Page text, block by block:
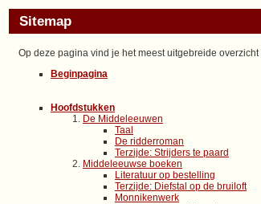
Sitemap
Op deze pagina vind je het meest uitgebreide
Beginpagina
Hoofdstukken
De Middeleeuwen
Taal
De ridderroman
Terzijde: Strijders te paard
Middeleeuwse boeken
Literatuur op bestelling
Terzijde: Diefstal op de bruiloft
Monnikenwerk